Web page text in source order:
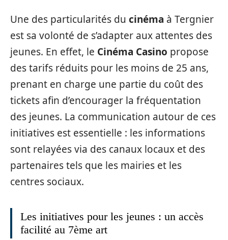
Une des particularités du cinéma à Tergnier
est sa volonté de s’adapter aux attentes des
jeunes. En effet, le Cinéma Casino propose
des tarifs réduits pour les moins de 25 ans,
prenant en charge une partie du coût des
tickets afin d’encourager la fréquentation
des jeunes. La communication autour de ces
initiatives est essentielle : les informations
sont relayées via des canaux locaux et des
partenaires tels que les mairies et les
centres sociaux.
Les initiatives pour les jeunes : un accès
facilité au 7ème art